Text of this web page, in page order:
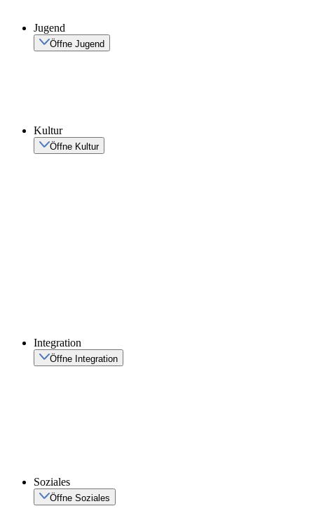
Jugend
Öffne Jugend
Kultur
Öffne Kultur
Integration
Öffne Integration
Soziales
Öffne Soziales